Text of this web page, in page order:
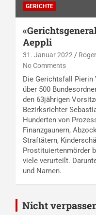
GERICHTE
Aeppli
31. Januar 2022
No Comments
Die Gerichtsfall
über 500
den 63jährigen
Bezirksrichter
Hunderten von
Finanzgaunern,
Straftätern,
Prostituiertenmörder
viele verurteilt.
und Namen.
Nicht